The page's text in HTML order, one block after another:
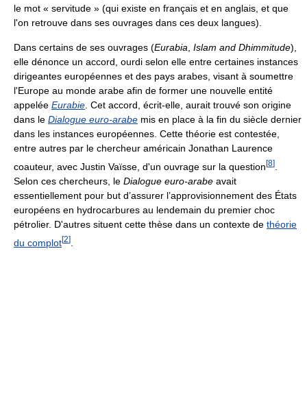
le mot « servitude » (qui existe en français et en anglais, et que
l'on retrouve dans ses ouvrages dans ces deux langues).
Dans certains de ses ouvrages (Eurabia Islam and Dhimmitude),
elle dénonce un accord, ourdi selon elle entre certaines instances
dirigeantes européennes et des pays arabes, visant à soumettre
l'Europe au monde arabe afin de former une nouvelle entité
appelée Eurabie . Cet accord, écrit-elle, aurait trouvé son origine
dans le Dialogue euro-arabe mis en place à la fin du siècle dernier
dans les instances européennes. Cette théorie est contestée,
entre autres par le chercheur américain Jonathan Laurence
coauteur, avec Justin Vaïsse, d'un ouvrage sur la question[8]
Selon ces chercheurs, le Dialogue euro-arabe avait
essentiellement pour but d’assurer l’approvisionnement des États
européens en hydrocarbures au lendemain du premier choc
pétrolier. D'autres situent cette thèse dans un contexte de théorie
du complot[2]